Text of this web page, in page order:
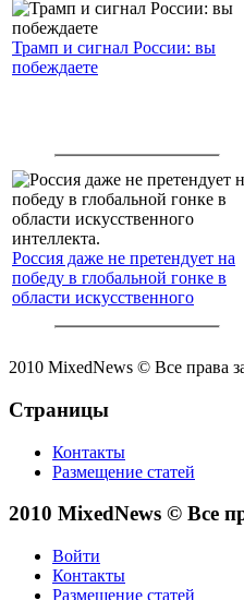
Трамп и сигнал России: вы
побеждаете
Россия даже не претендует на
победу в глобальной гонке в
области искусственного
2010 MixedNews © Все права
Страницы
Контакты
Размещение статей
2010 MixedNews © Все
Войти
Контакты
Размещение статей